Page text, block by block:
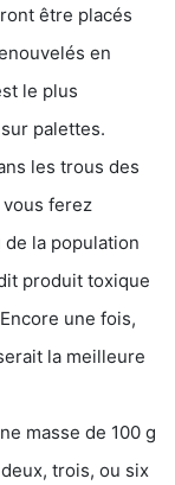
être placés
en
le plus
palettes.
les trous des
ferez
la population
produit toxique
une fois,
la meilleure
masse de 100 g
trois, ou six